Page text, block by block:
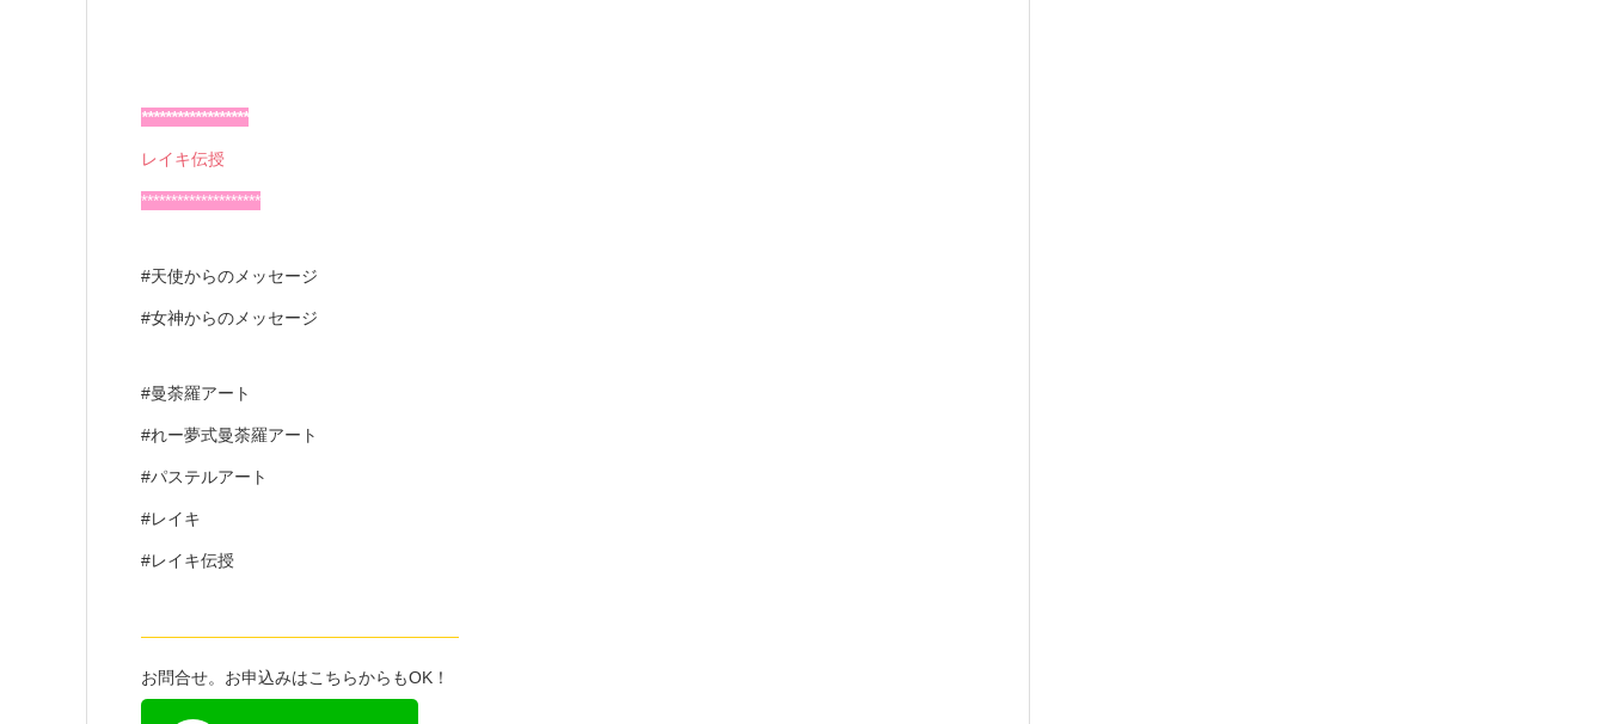
******************
レイキ伝授
********************
#天使からのメッセージ
#女神からのメッセージ
#曼荼羅アート
#れー夢式曼荼羅アート
#パステルアート
#レイキ
#レイキ伝授
———————————————————
お問合せ。お申込みはこちらからもOK！